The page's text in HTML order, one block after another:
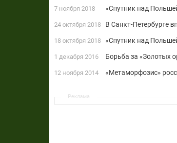
7 ноября 2018 «Спутник над
24 октября 2018 В Санкт-Петербурге
18 октября 2018 «Спутник над
1 декабря 2016 Борьба за «Золотых
12 ноября 2014 «Метаморфозис»
Реклама